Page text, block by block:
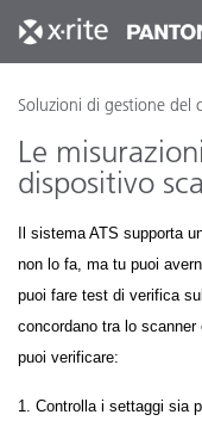
Soluzioni di gestione del
Le
dispositivo
Il sistema ATS supporta
non lo fa, ma tu puoi
puoi fare test di verifica
concordano tra lo
puoi verificare:
1. Controlla i settaggi sia